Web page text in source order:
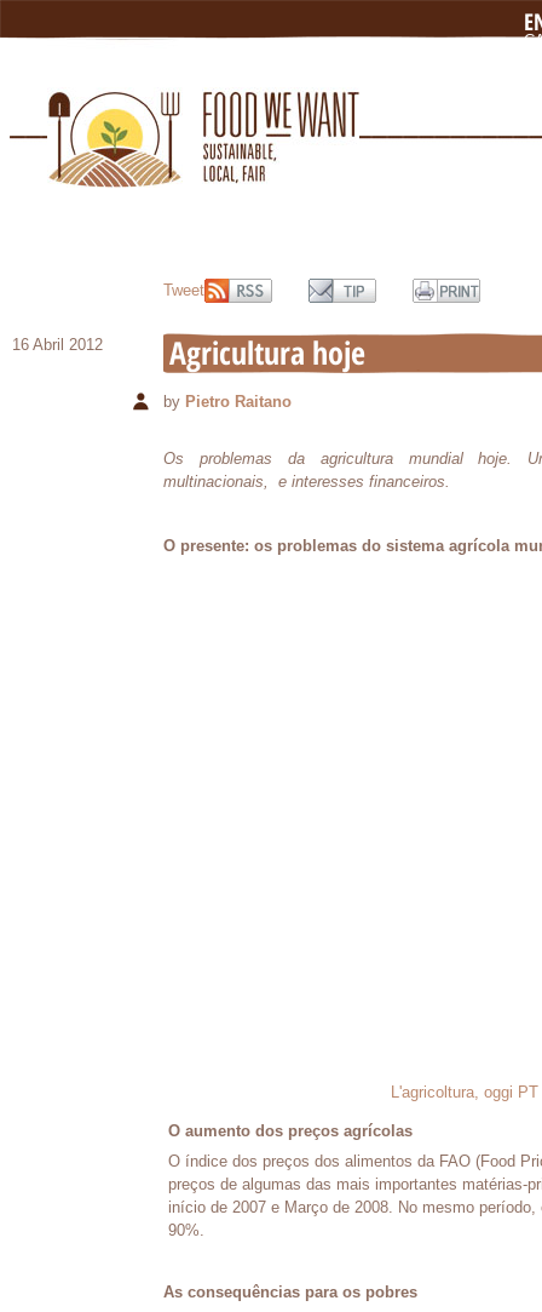
Tweet
16 Abril 2012 Agricultura hoje
by Pietro Raitano
Os problemas da agricultura mundial hoje.
multinacionais, e interesses financeiros.
O presente: os problemas do sistema agrícola
L'agricoltura, oggi PT
O aumento dos preços agrícolas
O índice dos preços dos alimentos da FAO (Food
preços de algumas das mais importantes matérias-
início de 2007 e Março de 2008. No mesmo
90%.
As consequências para os pobres